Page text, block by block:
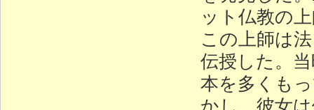
ット仏教の
この上師は
伝授した。
本を多くも
かし、彼女